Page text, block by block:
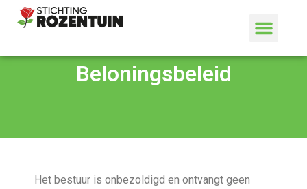
Beloningsbeleid
Het bestuur is onbezoldigd en ontvangt geen